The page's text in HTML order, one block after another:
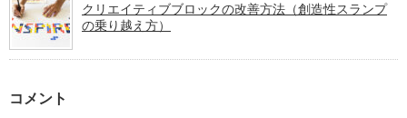
クリエイティブブロックの改善方法（創造性スランプ
の乗り越え方）
コメント